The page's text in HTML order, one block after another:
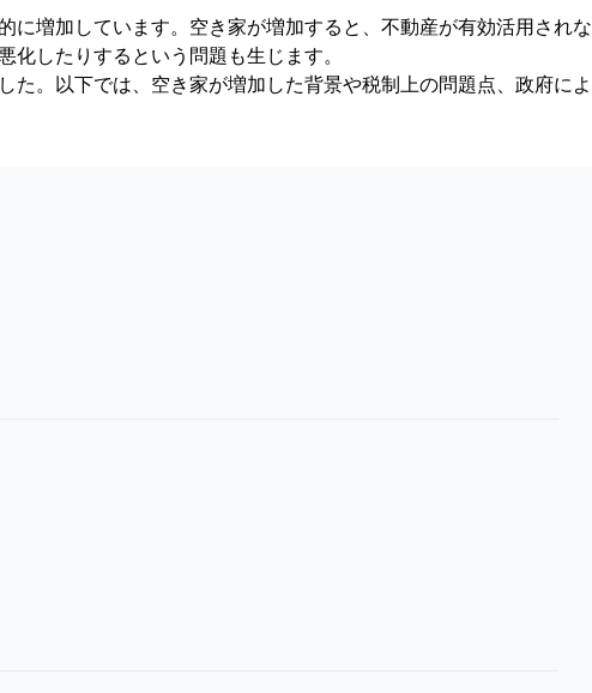
に増加しています。空き家が増加すると、不動産が有効活用されな
化したりするという問題も生じます。
た。以下では、空き家が増加した背景や税制上の問題点、政府によ